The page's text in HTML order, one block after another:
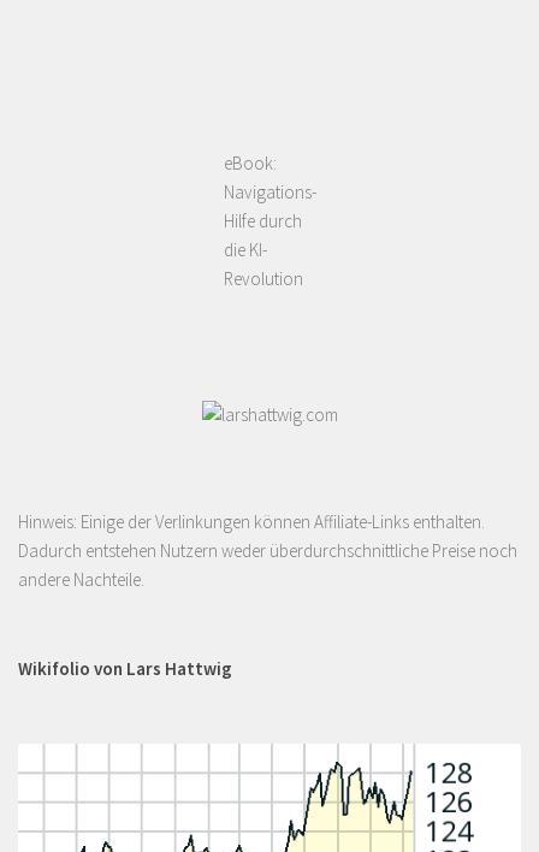
eBook:
Navigations-
Hilfe durch
die KI-
Revolution
Hinweis: Einige der Verlinkungen können Affiliate-Links enthalten.
Dadurch entstehen Nutzern weder überdurchschnittliche Preise noch
andere Nachteile.
Wikifolio von Lars Hattwig